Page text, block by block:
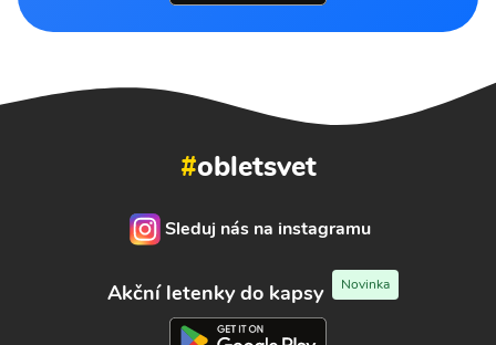
#obletsvet
Sleduj nás na instagramu
Akční letenky do kapsy Novinka